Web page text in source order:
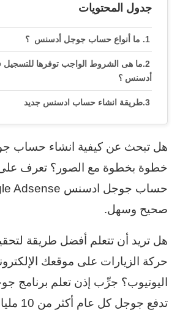
جدول المحتويات
ما أنواع حساب جوجل أدسنس ؟
ما هى الشروط الواجب توفرها
أدسنس ؟
طريقة انشاء حساب ادسنس جديد
هل تبحث عن كيفية انشاء حساب
خطوة بخطوة مع الصور؟ تعرف
صحيح وسهل.
هل تريد أن تتعلم أفضل طريقة
حركة الزيارات على موقعك
اليوتيوب؟ جرِّب إذن تعلم برنامج
تدفع جوجل